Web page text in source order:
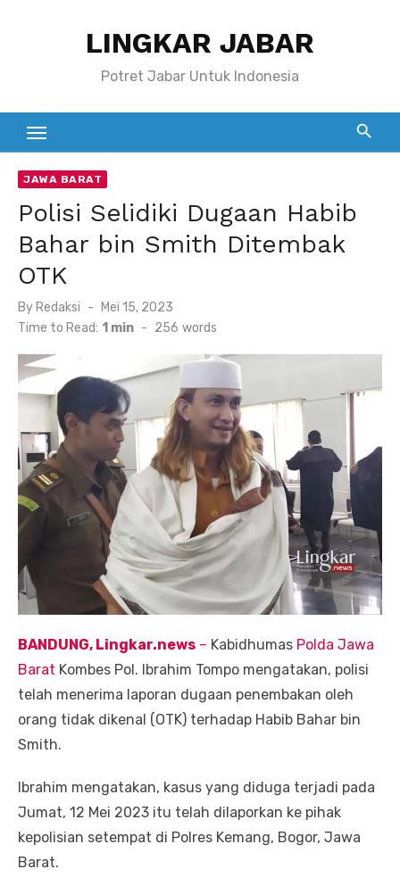
LINGKAR JABAR
Potret Jabar Untuk Indonesia
JAWA BARAT
Polisi Selidiki Dugaan Habib
Bahar bin Smith Ditembak
OTK
By Redaksi
Posted
on
Mei 15, 2023
Time to Read: 1 min - 256 words
BANDUNG, Lingkar.news – Kabidhumas Polda Jawa
Barat Kombes Pol. Ibrahim Tompo mengatakan, polisi
telah menerima laporan dugaan penembakan oleh
orang tidak dikenal (OTK) terhadap Habib Bahar bin
Smith.
Ibrahim mengatakan, kasus yang diduga terjadi pada
Jumat, 12 Mei 2023 itu telah dilaporkan ke pihak
kepolisian setempat di Polres Kemang, Bogor, Jawa
Barat.